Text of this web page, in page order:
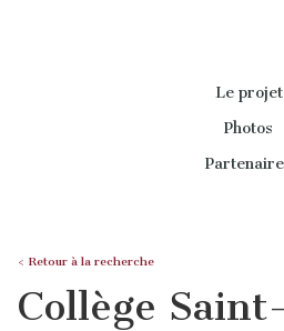
Le projet
Photos
< Retour à la recherche
Collège